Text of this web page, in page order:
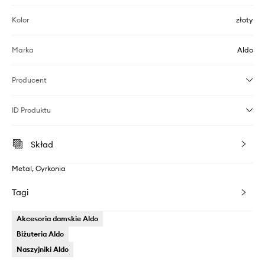
Kolor złoty
Marka Aldo
Producent
ID Produktu
Skład
Metal, Cyrkonia
Tagi
Akcesoria damskie Aldo
Biżuteria Aldo
Naszyjniki Aldo